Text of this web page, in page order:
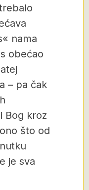
nama
obećao
– pa čak
Bog kroz
što od
je sva